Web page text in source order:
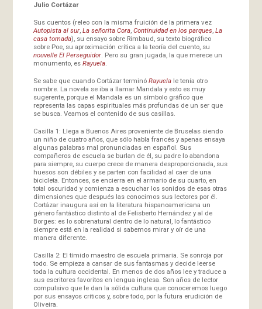
Julio Cortázar
Sus cuentos (releo con la misma fruición de la primera vez
Autopista al sur, La señorita Cora, Continuidad en los parques, La
casa tomada), su ensayo sobre Rimbaud, su texto biográfico
sobre Poe, su aproximación crítica a la teoría del cuento, su
nouvelle El Perseguidor. Pero su gran jugada, la que merece un
monumento, es Rayuela.
Se sabe que cuando Cortázar terminó Rayuelale tenía otro
nombre. La novela se iba a llamar Mandala y esto es muy
sugerente, porque el Mandala es un símbolo gráfico que
representa las capas espirituales más profundas de un ser que
se busca. Veamos el contenido de sus casillas.
Casilla 1: Llega a Buenos Aires proveniente de Bruselas siendo
un niño de cuatro años, que sólo habla francés y apenas ensaya
algunas palabras mal pronunciadas en español. Sus
compañeros de escuela se burlan de él, su padre lo abandona
para siempre, su cuerpo crece de manera desproporcionada, sus
huesos son débiles y se parten con facilidad al caer de una
bicicleta. Entonces, se encierra en el armario de su cuarto, en
total oscuridad y comienza a escuchar los sonidos de esas otras
dimensiones que después las conocimos sus lectores por él.
Cortázar inaugura así en la literatura hispanoamericana un
género fantástico distinto al de Felisberto Hernández y al de
Borges: es lo sobrenatural dentro de lo natural, lo fantástico
siempre está en la realidad si sabemos mirar y oír de una
manera diferente.
Casilla 2: El tímido maestro de escuela primaria. Se sonroja por
todo. Se empieza a cansar de sus fantasmas y decide leerse
toda la cultura occidental. En menos de dos años lee y traduce a
sus escritores favoritos en lengua inglesa. Son años de lector
compulsivo que le dan la sólida cultura que conoceremos luego
por sus ensayos críticos y, sobre todo, por la futura erudición de
Oliveira.